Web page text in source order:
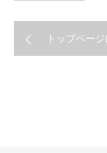
トップペー